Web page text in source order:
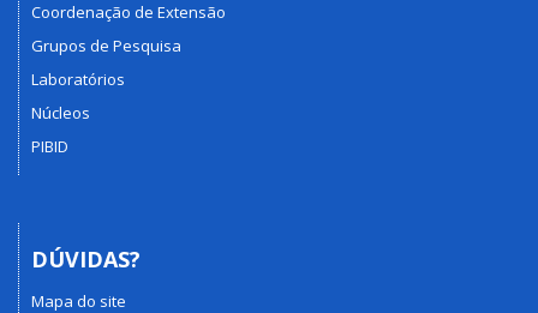
Coordenação de Extensão
Grupos de Pesquisa
Laboratórios
Núcleos
PIBID
DÚVIDAS?
Mapa do site